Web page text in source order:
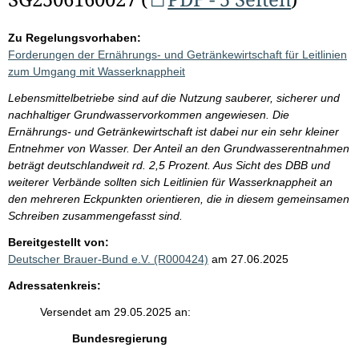
Zu Regelungsvorhaben:
Forderungen der Ernährungs- und Getränkewirtschaft für Leitlinien
zum Umgang mit Wasserknappheit
Lebensmittelbetriebe sind auf die Nutzung sauberer, sicherer und
nachhaltiger Grundwasservorkommen angewiesen. Die
Ernährungs- und Getränkewirtschaft ist dabei nur ein sehr kleiner
Entnehmer von Wasser. Der Anteil an den Grundwasserentnahmen
beträgt deutschlandweit rd. 2,5 Prozent. Aus Sicht des DBB und
weiterer Verbände sollten sich Leitlinien für Wasserknappheit an
den mehreren Eckpunkten orientieren, die in diesem gemeinsamen
Schreiben zusammengefasst sind.
Bereitgestellt von:
Deutscher Brauer-Bund e.V. (R000424) am 27.06.2025
Adressatenkreis:
Versendet am 29.05.2025 an:
Bundesregierung